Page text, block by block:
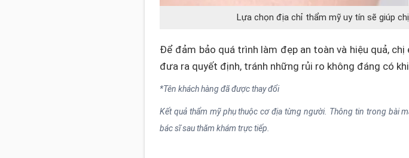
Lựa chọn địa chỉ thẩm mỹ uy tín sẽ giúp
Để đảm bảo quá trình làm đẹp an toàn và hiệu quả,
đưa ra quyết định, tránh những rủi ro không đáng có
*Tên khách hàng đã được thay đổi
Kết quả thẩm mỹ phụ thuộc cơ địa từng người. Thông tin trong bài
bác sĩ sau thăm khám trực tiếp.